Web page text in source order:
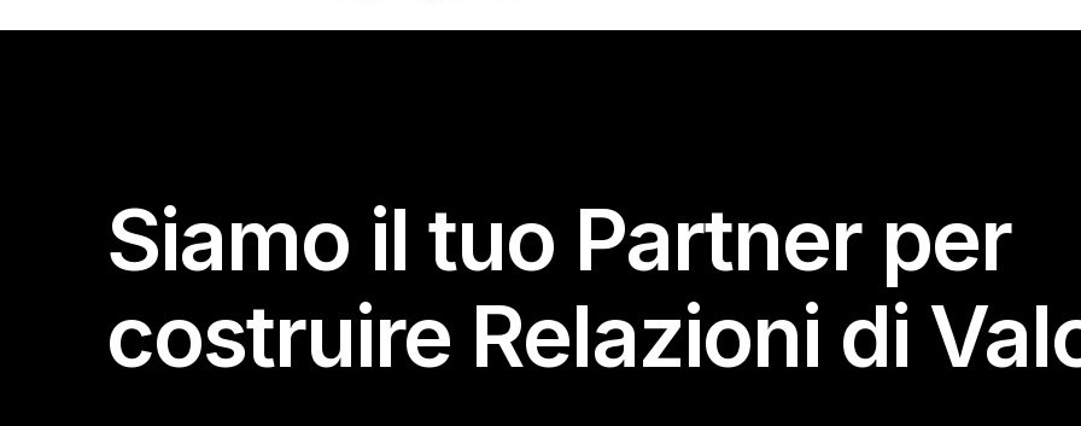
Siamo il tuo Partner per
costruire Relazioni di